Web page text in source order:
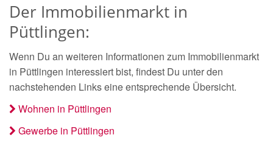
Der Immobilienmarkt in
Püttlingen:
Wenn Du an weiteren Informationen zum Immobilienmarkt
in Püttlingen interessiert bist, findest Du unter den
nachstehenden Links eine entsprechende Übersicht.
Wohnen in Püttlingen
Gewerbe in Püttlingen